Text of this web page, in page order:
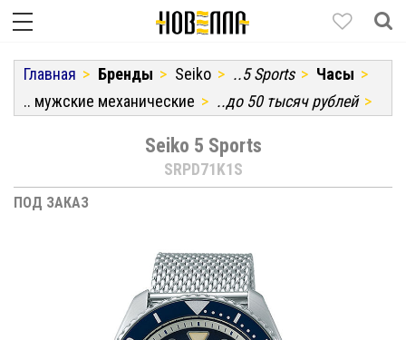
Главная Бренды Seiko ..5 Sports
Часы
.. мужские механические
..до 50 тысяч рублей
Seiko 5 Sports
SRPD71K1S
ПОД ЗАКАЗ